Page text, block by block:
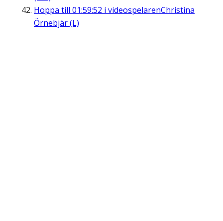
Hoppa till 01:59:52 i videospelarenChristina
Örnebjär (L)